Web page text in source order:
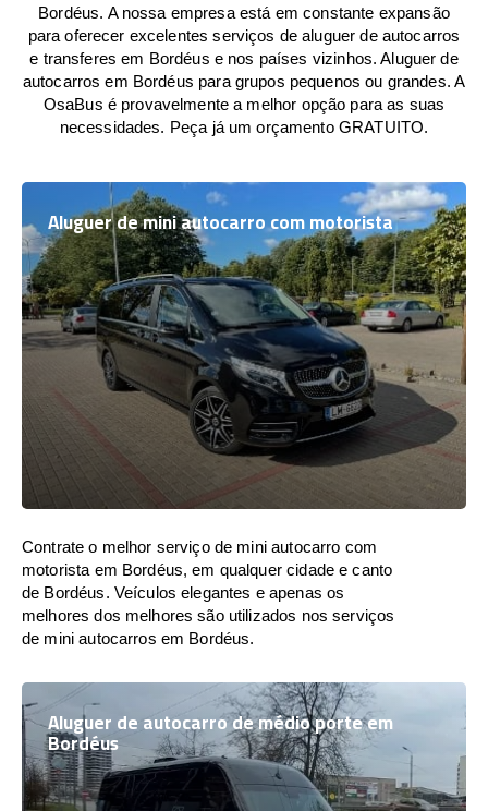
Bordéus. A nossa empresa está em constante expansão
para oferecer excelentes serviços de aluguer de autocarros
e transferes em Bordéus e nos países vizinhos. Aluguer de
autocarros em Bordéus para grupos pequenos ou grandes. A
OsaBus é provavelmente a melhor opção para as suas
necessidades. Peça já um orçamento GRATUITO.
Aluguer de mini autocarro com motorista
Contrate o melhor serviço de mini autocarro com
motorista em Bordéus, em qualquer cidade e canto
de Bordéus. Veículos elegantes e apenas os
melhores dos melhores são utilizados nos serviços
de mini autocarros em Bordéus.
Aluguer de autocarro de médio porte em
Bordéus